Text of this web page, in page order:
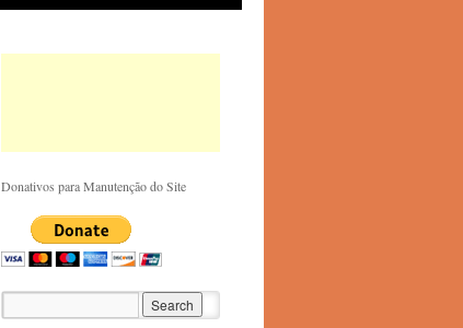
Donativos para Manutenção do Site